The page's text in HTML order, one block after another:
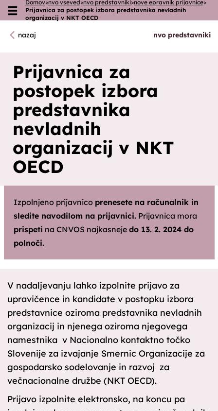
Skoči na vsebino
Domov>nvo vseved >nvo predstavniki>nove epravnik prijavnice>
Prijavnica za postopek izbora predstavnika nevladnih
organizacij v NKT OECD
nazaj nvo predstavniki
Prijavnica za
postopek izbora
predstavnika
nevladnih
organizacij v NKT
OECD
Izpolnjeno prijavnico prenesete na računalnik in
sledite navodilom na prijavnici.Prijavnica mora
prispeti na CNVOS najkasneje do 13. 2. 2024 do
polnoči.
V nadaljevanju lahko izpolnite prijavo za
upravičence in kandidate v postopku izbora
predstavnice oziroma predstavnika nevladnih
organizacij in njenega oziroma njegovega
namestnika v Nacionalno kontaktno točko
Slovenije za izvajanje Smernic Organizacije za
gospodarsko sodelovanje in razvoj za
večnacionalne družbe (NKT OECD).
Prijavo izpolnite elektronsko, na koncu pa